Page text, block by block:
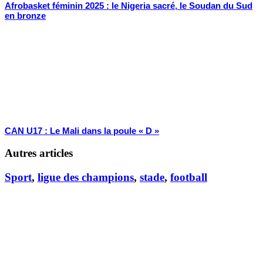
Afrobasket féminin 2025 : le Nigeria sacré, le Soudan du Sud
en bronze
CAN U17 : Le Mali dans la poule « D »
Autres articles
Sport, ligue des champions, stade, football